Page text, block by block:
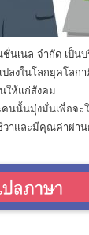
ชั่นเนล จำกัด เป็
ลงในโลกยุคโลก
ให้แก่สังคม
นนั้นมุ่งมั่นเพื่อจะ
วาและมีคุณค่าผ่าน